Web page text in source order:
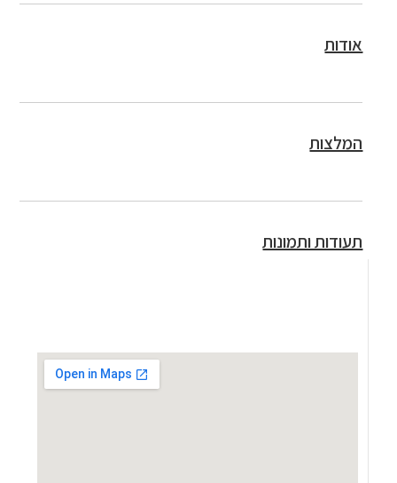
אודות
המלצות
תעודות ותמונות